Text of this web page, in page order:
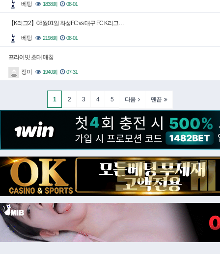
베팅 1838회 08-01
【K리그2】08월01일 화성FC vs 대구 FC K리그…
베팅 2198회 08-01
프라이빗 초대 매칭
정미 1940회 07-31
1 2 3 4 5 다음 맨끝